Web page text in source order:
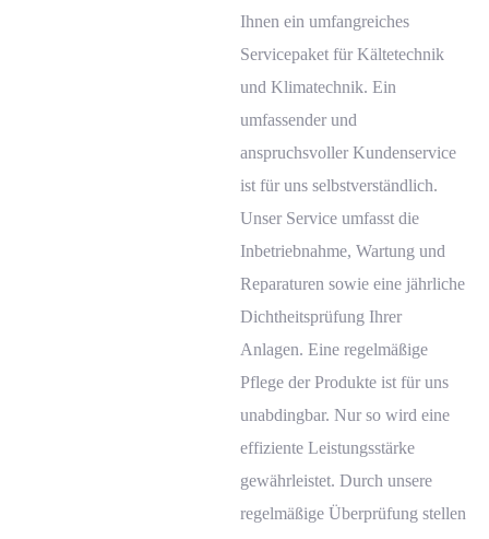
Ihnen ein umfangreiches
Servicepaket für Kältetechnik
und Klimatechnik. Ein
umfassender und
anspruchsvoller Kundenservice
ist für uns selbstverständlich.
Unser Service umfasst die
Inbetriebnahme, Wartung und
Reparaturen sowie eine jährliche
Dichtheitsprüfung Ihrer
Anlagen. Eine regelmäßige
Pflege der Produkte ist für uns
unabdingbar. Nur so wird eine
effiziente Leistungsstärke
gewährleistet. Durch unsere
regelmäßige Überprüfung stellen